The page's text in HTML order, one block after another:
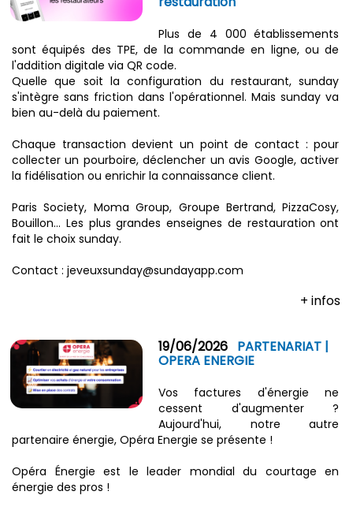
Plus de 4 000 établissements
sont équipés des TPE, de la commande en ligne, ou de
l'addition digitale via QR code.
Quelle que soit la configuration du restaurant, sunday
s'intègre sans friction dans l'opérationnel. Mais sunday va
bien au-delà du paiement.
Chaque transaction devient un point de contact : pour
collecter un pourboire, déclencher un avis Google, activer
la fidélisation ou enrichir la connaissance client.
Paris Society, Moma Group, Groupe Bertrand, PizzaCosy,
Bouillon… Les plus grandes enseignes de restauration ont
fait le choix sunday.
Contact : jeveuxsunday@sundayapp.com
+ infos
19/06/2026 PARTENARIAT |
OPERA ENERGIE
Vos factures d'énergie ne
cessent d'augmenter ?
Aujourd'hui, notre autre
partenaire énergie, Opéra Energie se présente !
Opéra Énergie est le leader mondial du courtage en
énergie des pros !